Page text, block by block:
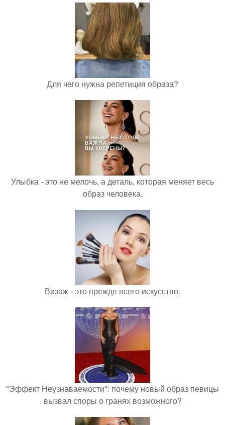
Для чего нужна репетиция образа?
Улыбка - это не мелочь, а деталь, которая меняет весь
образ человека.
Визаж - это прежде всего искусство.
"Эффект Неузнаваемости": почему новый образ певицы
вызвал споры о гранях возможного?